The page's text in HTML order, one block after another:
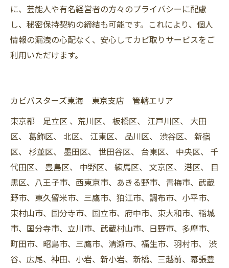
に、芸能人や有名経営者の方々のプライバシーに配慮
し、秘密保持契約の締結も可能です。これにより、個人
情報の漏洩の心配なく、安心してカビ取りサービスをご
利用いただけます。
カビバスターズ東海 東京支店 管轄エリア
東京都 足立区 、荒川区、 板橋区、 江戸川区、 大田
区、 葛飾区、 北区、 江東区、 品川区、 渋谷区、 新宿
区、 杉並区、 墨田区、 世田谷区、 台東区、 中央区、 千
代田区、 豊島区、 中野区、 練馬区、 文京区、 港区、 目
黒区、八王子市、西東京市、あきる野市、青梅市、武蔵
野市、東久留米市、三鷹市、狛江市、調布市、小平市、
東村山市、国分寺市、国立市、府中市、東大和市、稲城
市、国分寺市、立川市、武蔵村山市、日野市、多摩市、
町田市、昭島市、三鷹市、清瀬市、福生市、羽村市、 渋
谷、広尾、神田、小岩、新小岩、新橋、三越前、幕張豊